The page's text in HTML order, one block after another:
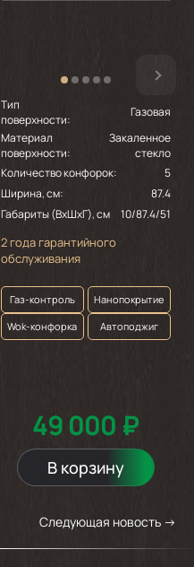
Тип
поверхности:
Газовая
Материал
поверхности:
Закаленное
стекло
Количество конфорок:
5
Ширина, см:
87.4
Габариты (ВхШхГ), см
10/87.4/51
2 года гарантийного
обслуживания
Газ-контроль
Нанопокрытие
Wok-конфорка
Автоподжиг
49 000 ₽
В корзину
Следующая новость →